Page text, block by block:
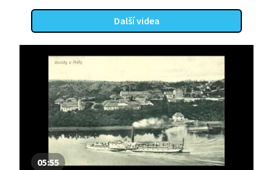
Další videa
05:55